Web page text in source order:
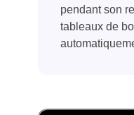
pendant son
tableaux de